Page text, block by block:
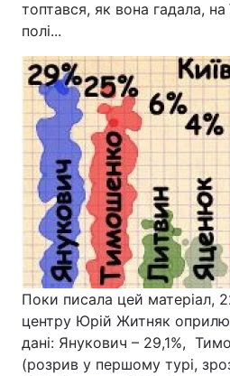
топтався, як вона гадала,
полі...
Поки писала цей матеріал,
центру Юрій Житняк
дані: Янукович – 29,1%,
(розрив у першому турі,